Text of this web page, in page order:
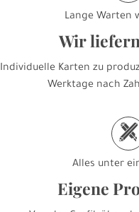
Lange Warten
Wir
Individuelle Karten zu
Werktage nach
h
Alles unter
Eigene